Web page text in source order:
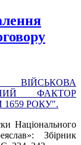
ВІЙСЬКОВА
ФАКТОР
РОКУ".
Національного
Збірник